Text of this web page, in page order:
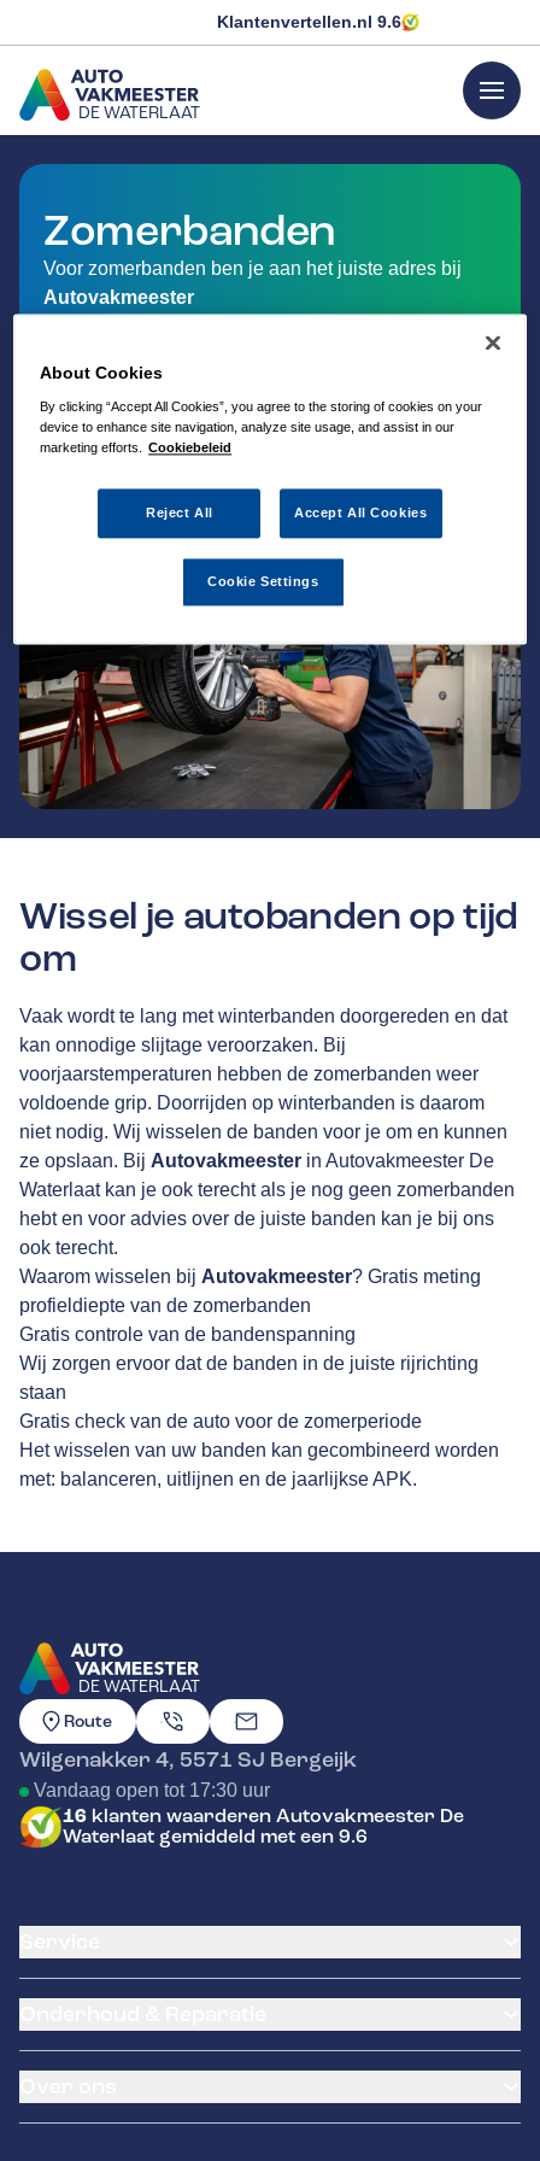
Klantenvertellen.nl 9.6
DE WATERLAAT
GA NAAR DE HOMEPAGINA
menu
Zomerbanden
Voor zomerbanden ben je aan het juiste adres bij
Autovakmeester
Wissel je autobanden op tijd
om
Vaak wordt te lang met winterbanden doorgereden en dat
kan onnodige slijtage veroorzaken. Bij
voorjaarstemperaturen hebben de zomerbanden weer
voldoende grip. Doorrijden op winterbanden is daarom
niet nodig. Wij wisselen de banden voor je om en kunnen
ze opslaan. Bij Autovakmeester in Autovakmeester De
Waterlaat kan je ook terecht als je nog geen zomerbanden
hebt en voor advies over de juiste banden kan je bij ons
ook terecht.
Waarom wisselen bij Autovakmeester? Gratis meting
profieldiepte van de zomerbanden
Gratis controle van de bandenspanning
Wij zorgen ervoor dat de banden in de juiste rijrichting
staan
Gratis check van de auto voor de zomerperiode
Het wisselen van uw banden kan gecombineerd worden
met: balanceren, uitlijnen en de jaarlijkse APK.
DE WATERLAAT
GA NAAR DE HOMEPAGINA
Route
Wilgenakker 4, 5571 SJ Bergeijk
Vandaag open tot 17:30 uur
16 klanten waarderen Autovakmeester De
Waterlaat gemiddeld met een 9.6
Banden service
Pechhulp
Schade en reparatie
About Cookies
By clicking “Accept All Cookies”, you agree to the storing of cookies on your
device to enhance site navigation, analyze site usage, and assist in our
marketing efforts.
Cookiebeleid
Reject All Accept All Cookies
Cookie Settings